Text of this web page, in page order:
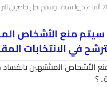
سيتم منع الأشخاص
في الانتخابات
الأشخاص المشتبهين
؟